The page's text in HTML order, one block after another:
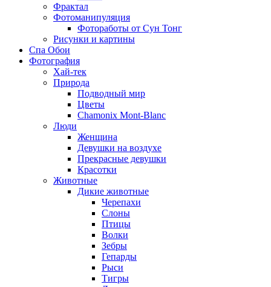
Фрактал
Фотоманипуляция
Фотоработы от Сун Тонг
Рисунки и картины
Спа Обои
Фотография
Хай-тек
Природа
Подводный мир
Цветы
Chamonix Mont-Blanc
Люди
Женщина
Девушки на воздухе
Прекрасные девушки
Красотки
Животные
Дикие животные
Черепахи
Слоны
Птицы
Волки
Зебры
Гепарды
Рыси
Тигры